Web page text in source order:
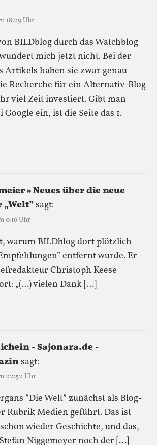
18:29 Uhr
BILDblog durch das Watchblog
mich jetzt nicht. Bei der
Artikels haben sie zwar genau
Recherche für ein Alternativ-Blog
viel Zeit investiert. Gibt man
Google ein, ist die Seite das 1.
» Neues über die neue
sagt:
0:16 Uhr
warum BILDblog dort plötzlich
entfernt wurde. Er
Christoph Keese
„(…) vielen Dank […]
- Sajonara.de -
sagt:
22:52 Uhr
“Die Welt” zunächst als Blog-
Rubrik Medien geführt. Das ist
wieder Geschichte, und das,
Niggemeyer noch der […]